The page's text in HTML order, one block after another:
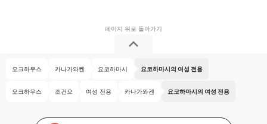
오크하우스 카나가와켄 요코하마시 요코하마시의 여성 전용
오크하우스 조건으 여성 전용 카나가와켄 요코하마시의 여성 전용